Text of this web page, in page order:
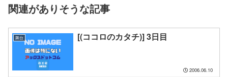
関連がありそうな記事
舞台 [(ココロのカタチ)] 3日目
2006.06.10